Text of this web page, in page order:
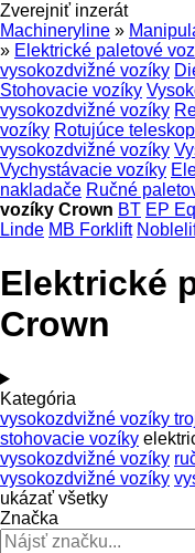
Zverejniť inzerát
Machineryline »
» Elektrické paletové
vysokozdvižné vozíky
Stohovacie vozíky
vysokozdvižné vozíky
vozíky Rotujúce
vysokozdvižné vozíky
Vychystávacie vozíky
nakladače Ručné
vozíky Crown BT EP
Linde MB Forklift
Elektrické
Crown
Kategória
vysokozdvižné vozíky
stohovacie vozíky
vysokozdvižné vozíky
vysokozdvižné vozíky
ukázať všetky
Značka